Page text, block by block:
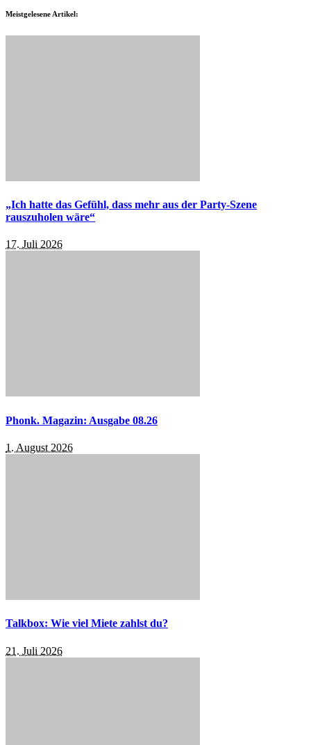
Meistgelesene Artikel:
„Ich hatte das Gefühl, dass mehr aus der Party-Szene
rauszuholen wäre“
17. Juli 2026
Phonk. Magazin: Ausgabe 08.26
1. August 2026
Talkbox: Wie viel Miete zahlst du?
21. Juli 2026